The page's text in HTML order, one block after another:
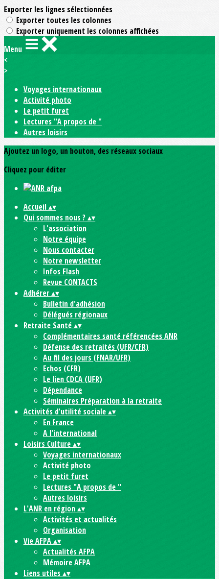
Exporter les lignes sélectionnées
Exporter toutes les colonnes
Exporter uniquement les colonnes affichées
Menu
<
>
Voyages internationaux
Activité photo
Le petit furet
Lectures "A propos de "
Autres loisirs
Ajoutez un logo, un bouton, des réseaux sociaux
Cliquez pour éditer
Accueil▴▾
Qui sommes nous ? ▴▾
L'association
Notre équipe
Nous contacter
Notre newsletter
Infos Flash
Revue CONTACTS
Adhérer▴▾
Bulletin d'adhésion
Délégués régionaux
Retraite Santé▴▾
Complémentaires santé référencées ANR
Défense des retraités (UFR/CFR)
Au fil des jours (FNAR/UFR)
Echos (CFR)
Le lien CDCA (UFR)
Dépendance
Séminaires Préparation à la retraite
Activités d'utilité sociale▴▾
En France
A l'international
Loisirs Culture▴▾
Voyages internationaux
Activité photo
Le petit furet
Lectures "A propos de "
Autres loisirs
L'ANR en région▴▾
Activités et actualités
Organisation
Vie AFPA▴▾
Actualités AFPA
Mémoire AFPA
Liens utiles ▴▾